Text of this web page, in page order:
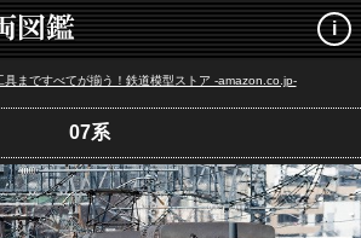
i
具まですべてが揃う！鉄道模型ストア -amazon.co.jp-
07系